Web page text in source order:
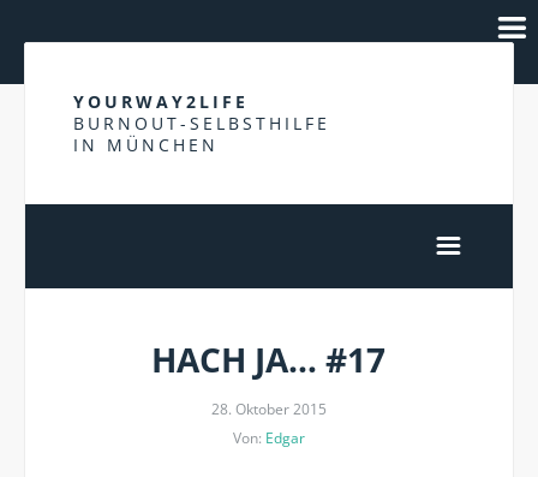
YOURWAY2LIFE
BURNOUT-SELBSTHILFE
IN MÜNCHEN
HACH JA… #17
28. Oktober 2015
Von: Edgar